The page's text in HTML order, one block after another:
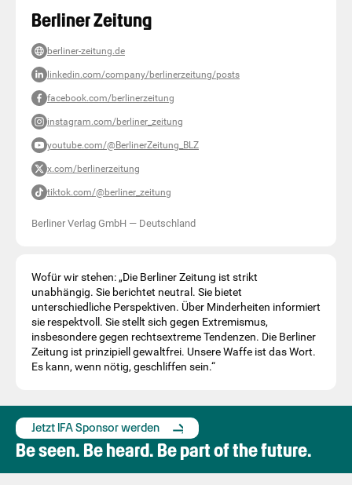
Berliner Zeitung
berliner-zeitung.de
linkedin.com/company/berlinerzeitung/posts
facebook.com/berlinerzeitung
instagram.com/berliner_zeitung
youtube.com/@BerlinerZeitung_BLZ
x.com/berlinerzeitung
tiktok.com/@berliner_zeitung
Berliner Verlag GmbH — Deutschland
Wofür wir stehen: „Die Berliner Zeitung ist strikt
unabhängig. Sie berichtet neutral. Sie bietet
unterschiedliche Perspektiven. Über Minderheiten informiert
sie respektvoll. Sie stellt sich gegen Extremismus,
insbesondere gegen rechtsextreme Tendenzen. Die Berliner
Zeitung ist prinzipiell gewaltfrei. Unsere Waffe ist das Wort.
Es kann, wenn nötig, geschliffen sein.“
Jetzt IFA Sponsor werden
Be seen. Be heard. Be part of the future.